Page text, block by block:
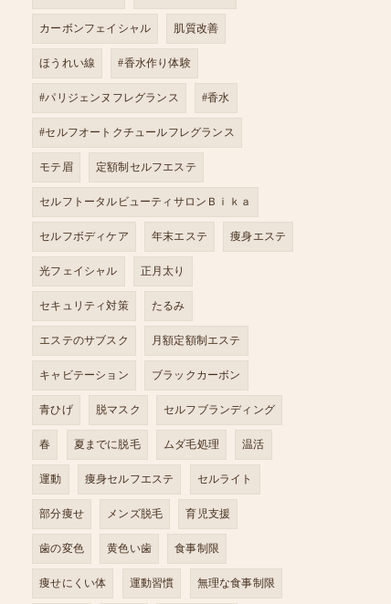
カーボンフェイシャル 肌質改善
ほうれい線 #香水作り体験
#パリジェンヌフレグランス #香水
#セルフオートクチュールフレグランス
モテ眉 定額制セルフエステ
セルフトータルビューティサロンＢｉｋａ
セルフボディケア 年末エステ 痩身エステ
光フェイシャル 正月太り
セキュリティ対策 たるみ
エステのサブスク 月額定額制エステ
キャビテーション ブラックカーボン
青ひげ 脱マスク セルフブランディング
春 夏までに脱毛 ムダ毛処理 温活
運動 痩身セルフエステ セルライト
部分痩せ メンズ脱毛 育児支援
歯の変色 黄色い歯 食事制限
痩せにくい体 運動習慣 無理な食事制限